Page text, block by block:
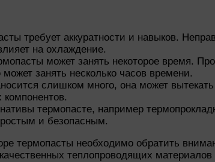
требует аккуратности и навыков.
на охлаждение.
может занять некоторое время.
занять несколько часов времени.
слишком много, она может
компонентов.
термопасте, например
и безопасным.
термопасты необходимо обратить
теплопроводящих